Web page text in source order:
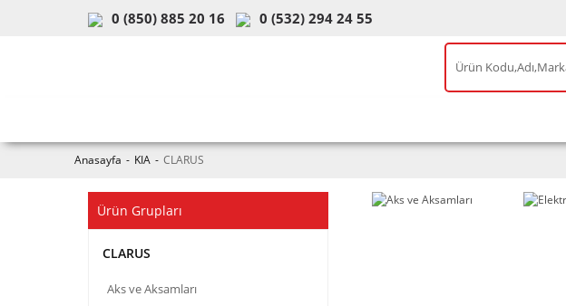
0 (850) 885 20 16 0 (532) 294 24 55
Anasayfa KIA CLARUS
Ürün Grupları
CLARUS
Aks ve Aksamları